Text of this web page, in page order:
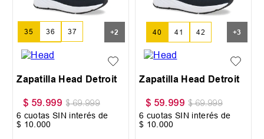
35 36 37
38 39
+2
Zapatilla Head Detroit
$ 59.999 $ 69.999
6 cuotas SIN interés de
$ 10 000
40 41 42 +3
Zapatilla Head Detroit
$ 59.999 $ 69.999
6 cuotas SIN interés de
$ 10 000